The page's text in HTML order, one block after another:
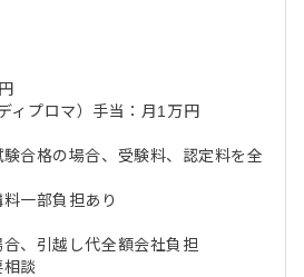
ィプロマ）手当：月1万円
合格の場合、受験料、認定料を全
一部負担あり
、引越し代全額会社負担
談